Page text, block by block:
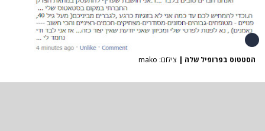
הסטטוס בפרופיל שלה | צילום: mako